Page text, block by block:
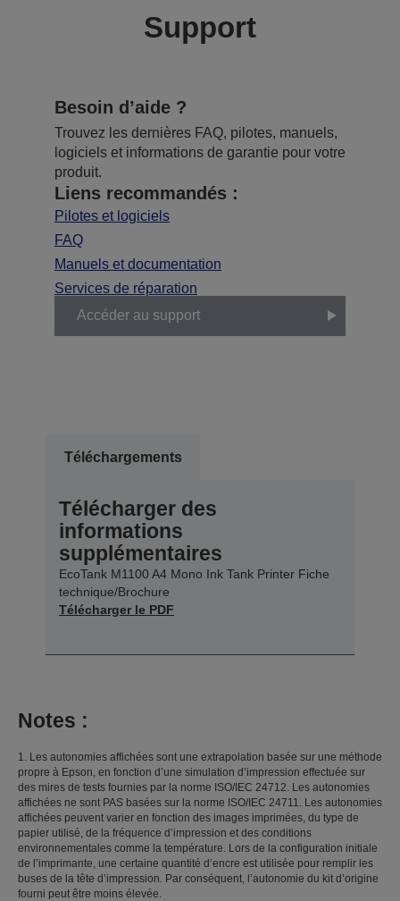
Support
Besoin d’aide ?
Trouvez les dernières FAQ, pilotes, manuels,
logiciels et informations de garantie pour votre
produit.
Liens recommandés :
Pilotes et logiciels
FAQ
Manuels et documentation
Services de réparation
Accéder au support
Téléchargements
Télécharger des
informations
supplémentaires
EcoTank M1100 A4 Mono Ink Tank Printer Fiche
technique/Brochure
Télécharger le PDF
Notes :
1. Les autonomies affichées sont une extrapolation basée sur une méthode
propre à Epson, en fonction d’une simulation d’impression effectuée sur
des mires de tests fournies par la norme ISO/IEC 24712. Les autonomies
affichées ne sont PAS basées sur la norme ISO/IEC 24711. Les autonomies
affichées peuvent varier en fonction des images imprimées, du type de
papier utilisé, de la fréquence d’impression et des conditions
environnementales comme la température. Lors de la configuration initiale
de l’imprimante, une certaine quantité d’encre est utilisée pour remplir les
buses de la tête d’impression. Par conséquent, l’autonomie du kit d’origine
fourni peut être moins élevée.